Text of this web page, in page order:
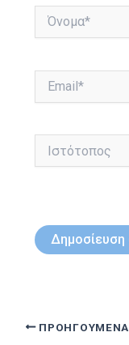
Όνομα*
Ιστότοπος
ΠΡΟΗΓΟΎΜΕΝΑ